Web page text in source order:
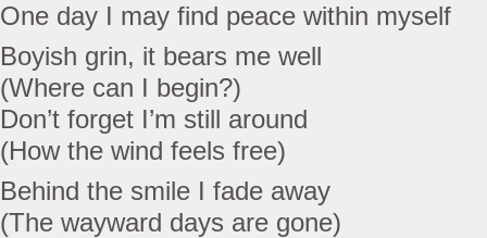
One day I may find peace within myself
Boyish grin, it bears me well
(Where can I begin?)
Don’t forget I’m still around
(How the wind feels free)
Behind the smile I fade away
(The wayward days are gone)